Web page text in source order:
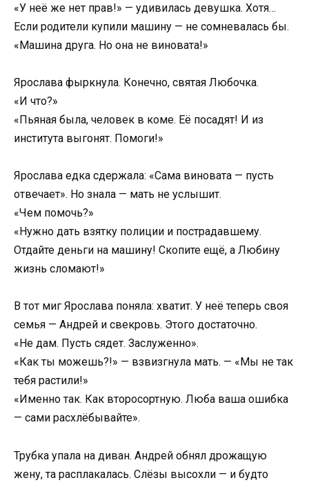
«У неё же нет прав!» — удивилась девушка. Хотя…
Если родители купили машину — не сомневалась бы.
«Машина друга. Но она не виновата!»
Ярослава фыркнула. Конечно, святая Любочка.
«И что?»
«Пьяная была, человек в коме. Её посадят! И из
института выгонят. Помоги!»
Ярослава едка сдержала: «Сама виновата — пусть
отвечает». Но знала — мать не услышит.
«Чем помочь?»
«Нужно дать взятку полиции и пострадавшему.
Отдайте деньги на машину! Скопите ещё, а Любину
жизнь сломают!»
В тот миг Ярослава поняла: хватит. У неё теперь своя
семья — Андрей и свекровь. Этого достаточно.
«Не дам. Пусть сядет. Заслуженно».
«Как ты можешь?!» — взвизгнула мать. — «Мы не так
тебя растили!»
«Именно так. Как второсортную. Люба ваша ошибка
— сами расхлёбывайте».
Трубка упала на диван. Андрей обнял дрожащую
жену, та расплакалась. Слёзы высохли — и будто